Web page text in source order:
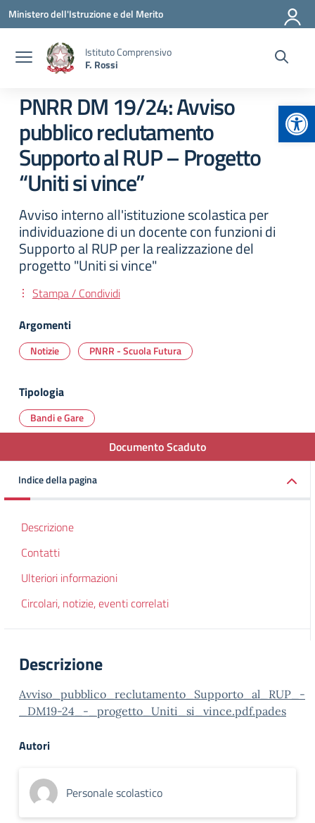
Vai ai contenuti
Vai al menu di navigazione
Vai al footer
Ministero dell'Istruzione e del Merito
Istituto Comprensivo
F. Rossi
PNRR DM 19/24: Avviso
pubblico reclutamento
Supporto al RUP – Progetto
“Uniti si vince”
Avviso interno all'istituzione scolastica per
individuazione di un docente con funzioni di
Supporto al RUP per la realizzazione del
progetto "Uniti si vince"
Stampa / Condividi
Argomenti
Notizie PNRR - Scuola Futura
Tipologia
Bandi e Gare
Documento Scaduto
Indice della pagina
Descrizione
Contatti
Ulteriori informazioni
Circolari, notizie, eventi correlati
Descrizione
Avviso_pubblico_reclutamento_Supporto_al_RUP_-
_DM19-24_-_progetto_Uniti_si_vince.pdf.pades
Autori
Personale scolastico